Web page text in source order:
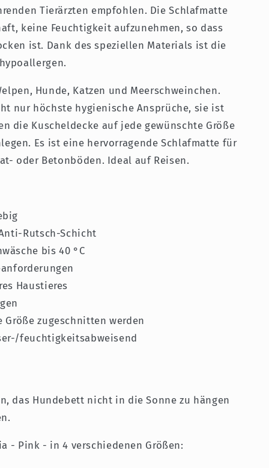
Tierärzten empfohlen. Die Schlafmatte
keine Feuchtigkeit aufzunehmen, so dass
ist. Dank des speziellen Materials ist die
Hunde, Katzen und Meerschweinchen.
nur höchste hygienische Ansprüche, sie ist
die Kuscheldecke auf jede gewünschte Größe
Es ist eine hervorragende Schlafmatte für
oder Betonböden. Ideal auf Reisen.
Rutsch-Schicht
bis 40 °C
Haustieres
zugeschnitten werden
feuchtigkeitsabweisend
das Hundebett nicht in die Sonne zu hängen
- Pink - in 4 verschiedenen Größen: